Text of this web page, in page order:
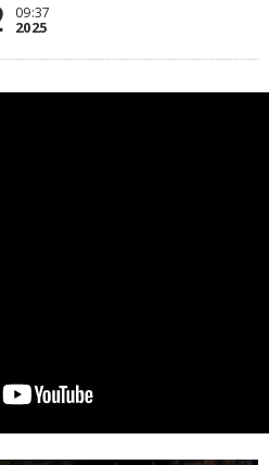
09:37
2025